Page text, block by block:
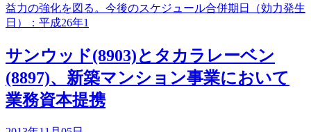
益力の強化を図る。今後のスケジュール合併期日（効力発生
日）：平成26年1
サンウッド(8903)とタカラレーベン
(8897)、新築マンション事業において
業務資本提携